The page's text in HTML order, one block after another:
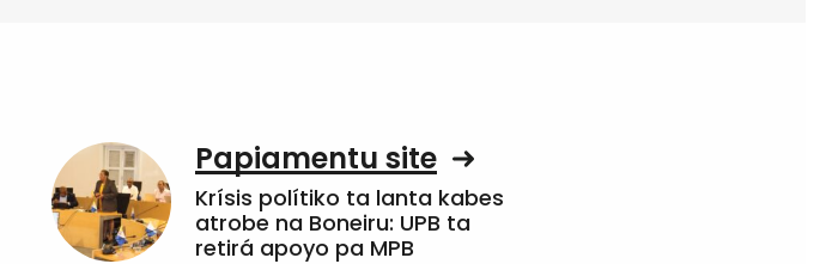
Papiamentu site
Krísis polítiko ta lanta kabes
atrobe na Boneiru: UPB ta
retirá apoyo pa MPB